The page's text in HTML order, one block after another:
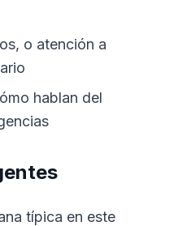
o atención a
hablan del
típica en este